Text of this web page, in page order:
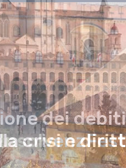
dei
crisi e